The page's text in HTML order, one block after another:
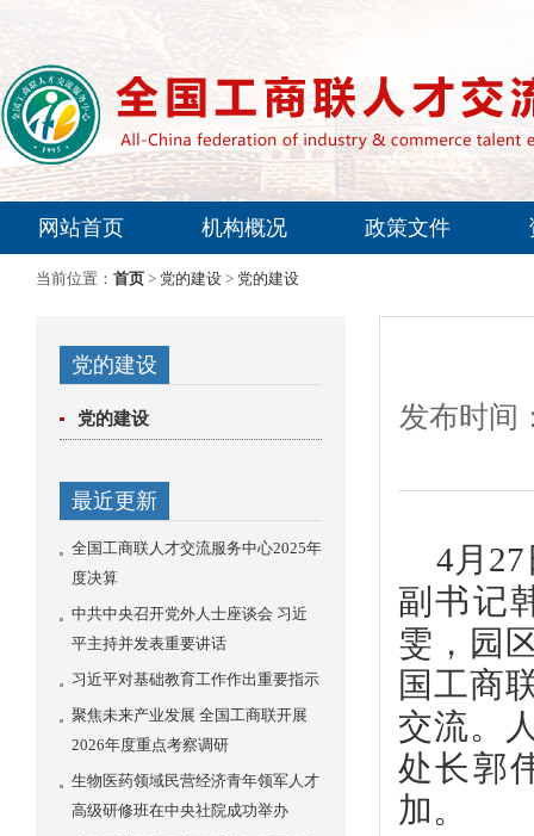
网站首页 机构概况 政策文件
专家委员会
当前位置： 首页 > 党的建设 > 党的建设
党的建设
党的建设
最近更新
全国工商联人才交流服务中心2025年
度决算
中共中央召开党外人士座谈会 习近
平主持并发表重要讲话
习近平对基础教育工作作出重要指示
聚焦未来产业发展 全国工商联开展
2026年度重点考察调研
生物医药领域民营经济青年领军人才
高级研修班在中央社院成功举办
发布时间
4月
副书记
雯，园
国工商
交流。
处长郭
加。